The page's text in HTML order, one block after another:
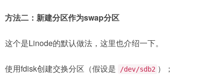
方法二：新建分区作为swap分区
这个是Linode的默认做法，这里也介绍一下。
使用fdisk创建交换分区（假设是 /dev/sdb2 ）；